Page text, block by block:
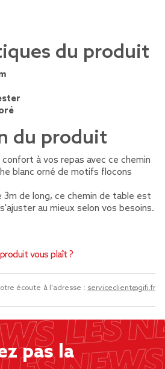
du produit
du produit
à vos repas avec ce chemin
blanc orné de motifs flocons
3m de long, ce chemin de table est
au mieux selon vos besoins.
vous plaît ?
écoute à l'adresse : serviceclient@gifi.fr
pas la